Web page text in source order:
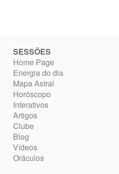
SESSÕES
Home Page
Energia do dia
Mapa Astral
Horóscopo
Interativos
Artigos
Clube
Blog
Vídeos
Oráculos